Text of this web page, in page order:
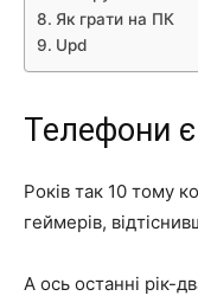
Як грати на ПК
Upd
Телефони є
Років так 10 тому
геймерів,
А ось останні рік-